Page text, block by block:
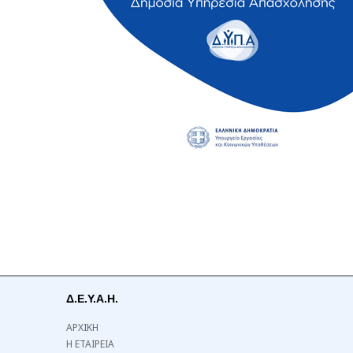
Δ.Ε.Υ.Α.Η.
ΑΡΧΙΚΗ
Η ΕΤΑΙΡΕΙΑ